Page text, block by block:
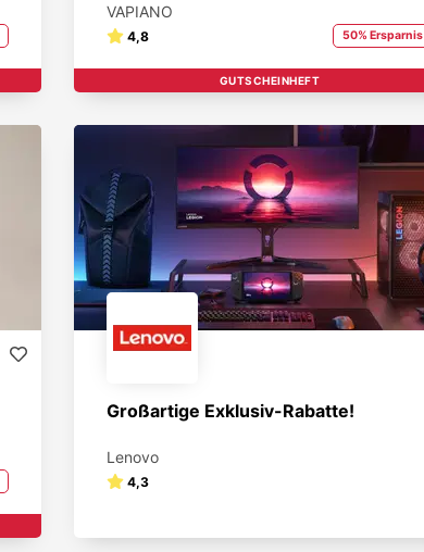
VAPIANO
4,8 50% Ersparnis
GUTSCHEINHEFT
Großartige Exklusiv-Rabatte!
Lenovo
4,3